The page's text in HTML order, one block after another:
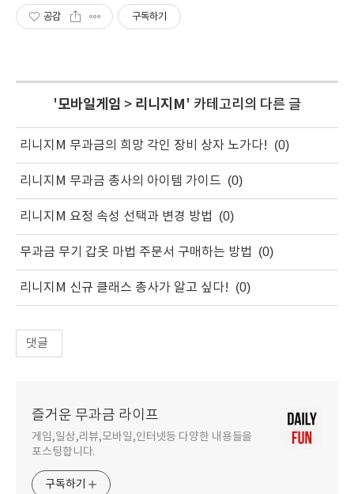
공감 구독하기
'모바일게임 > 리니지M' 카테고리의 다른 글
리니지M 무과금의 희망 각인 장비 상자 노가다! (0)
리니지M 무과금 총사의 아이템 가이드 (0)
리니지M 요정 속성 선택과 변경 방법 (0)
무과금 무기 갑옷 마법 주문서 구매하는 방법 (0)
리니지M 신규 클래스 총사가 알고 싶다! (0)
댓글
즐거운 무과금 라이프
게임,일상,리뷰,모바일,인터넷등 다양한 내용들을
포스팅합니다.
구독하기